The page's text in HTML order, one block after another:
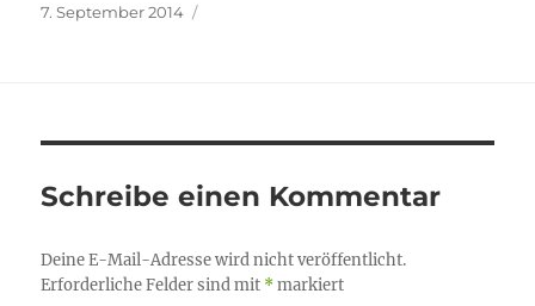
Veröffentlicht
7. September 2014
Schreibe einen Kommentar
Deine E-Mail-Adresse wird nicht veröffentlicht.
Erforderliche Felder sind mit *markiert